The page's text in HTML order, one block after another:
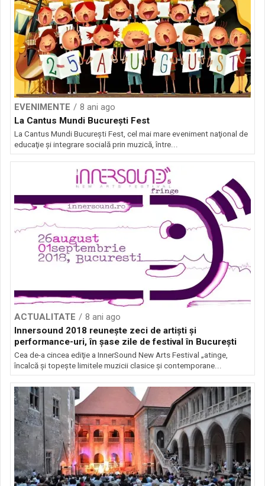
EVENIMENTE
8 ani ago
La Cantus Mundi Bucureşti Fest
La Cantus Mundi Bucureşti Fest, cel mai mare eveniment naţional de
educaţie şi integrare socială prin muzică, între...
ACTUALITATE
8 ani ago
Innersound 2018 reuneşte zeci de artişti şi
performance-uri, în şase zile de festival în Bucureşti
Cea de-a cincea ediţie a InnerSound New Arts Festival „atinge,
încalcă şi topeşte limitele muzicii clasice şi contemporane...